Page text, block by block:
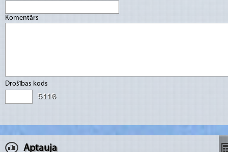
Komentārs
Drošības kods
Aptauja